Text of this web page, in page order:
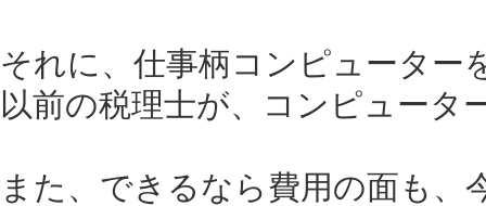
それに、仕事柄コンピューター
以前の税理士が、コンピュータ
また、できるなら費用の面も